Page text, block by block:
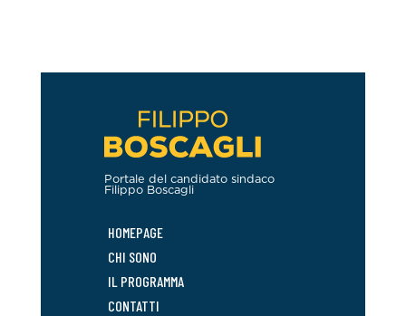
Portale del candidato sindaco
Filippo Boscagli
HOMEPAGE
CHI SONO
IL PROGRAMMA
CONTATTI